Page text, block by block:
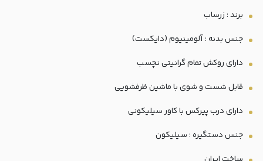
برند : زرساب
جنس بدنه : آلومینیوم (دایکست)
دارای روکش تمام گرانیتی نچسب
قابل شست و شوی با ماشین ظرفشویی
دارای درب پیرکس با کاور سیلیکونی
جنس دستگیره : سیلیکون